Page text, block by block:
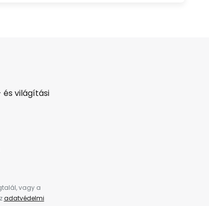
és világítási
vagy a
adatvédelmi